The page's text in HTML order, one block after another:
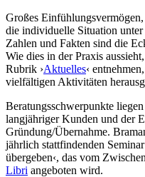
Großes
die individuelle Situation
Zahlen und Fakten sind die
Wie dies in der Praxis
Rubrik ›Aktuelles‹
vielfältigen Aktivitäten
Beratungsschwerpunkte
langjähriger Kunden und der
Gründung/Übernahme.
jährlich stattfindenden
übergeben‹, das vom
Libri angeboten wird.